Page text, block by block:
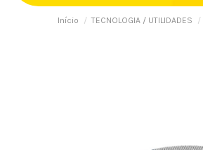
Início TECNOLOGIA / UTILIDADES